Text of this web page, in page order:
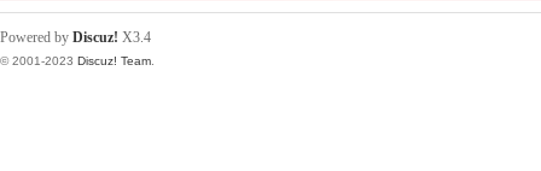
Powered by Discuz! X3.4
© 2001-2023 Discuz! Team